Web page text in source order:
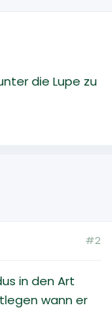
die Lupe zu
#2
in den Art
wann er